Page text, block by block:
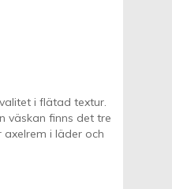
i flätad textur.
väskan finns det tre
i läder och